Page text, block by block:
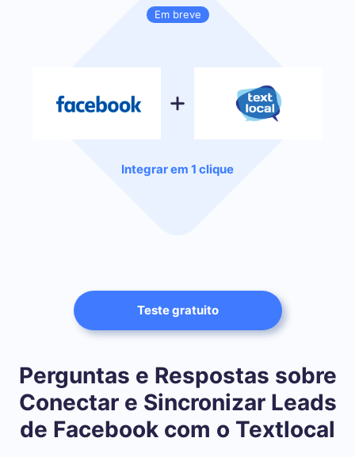
Em breve
Integrar em 1 clique
Teste gratuito
Perguntas e Respostas sobre
Conectar e Sincronizar Leads
de Facebook com o Textlocal